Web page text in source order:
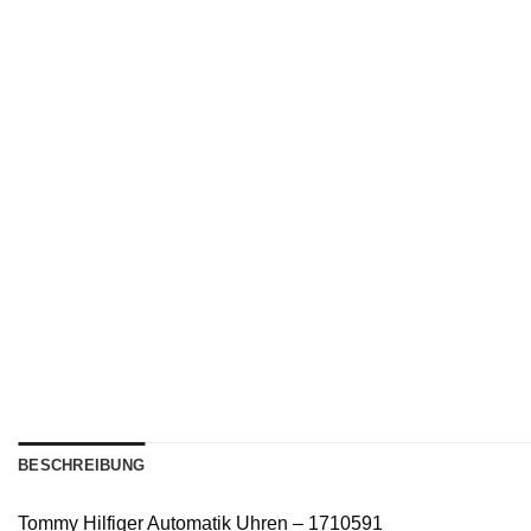
BESCHREIBUNG
Tommy Hilfiger Automatik Uhren – 1710591